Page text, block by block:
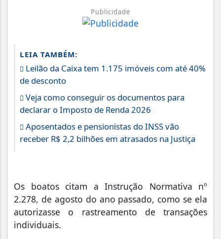
Publicidade
LEIA TAMBÉM:
Leilão da Caixa tem 1.175 imóveis com até 40%
de desconto
Veja como conseguir os documentos para
declarar o Imposto de Renda 2026
Aposentados e pensionistas do INSS vão
receber R$ 2,2 bilhões em atrasados na Justiça
Os boatos citam a Instrução Normativa nº
2.278, de agosto do ano passado, como se ela
autorizasse o rastreamento de transações
individuais.